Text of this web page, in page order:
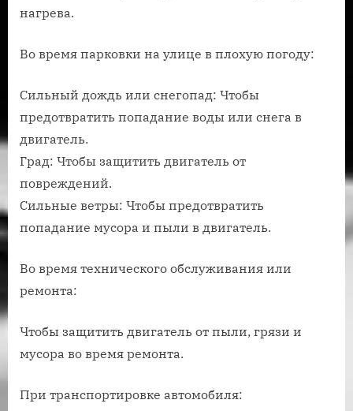
нагрева.
Во время парковки на улице в плохую погоду:
Сильный дождь или снегопад: Чтобы
предотвратить попадание воды или снега в
двигатель.
Град: Чтобы защитить двигатель от
повреждений.
Сильные ветры: Чтобы предотвратить
попадание мусора и пыли в двигатель.
Во время технического обслуживания или
ремонта:
Чтобы защитить двигатель от пыли, грязи и
мусора во время ремонта.
При транспортировке автомобиля: